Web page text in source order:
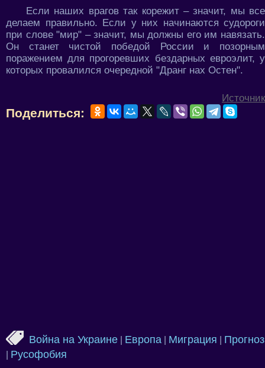
Если наших врагов так корежит – значит, мы все
делаем правильно. Если у них начинаются судороги
при слове "мир" – значит, мы должны его им навязать.
Он станет чистой победой России и позорным
поражением для прогоревших бездарных евроэлит, у
которых провалился очередной "Дранг нах Остен".
Источник
Поделиться:
Война на Украине Европа Миграция Прогноз
Русофобия